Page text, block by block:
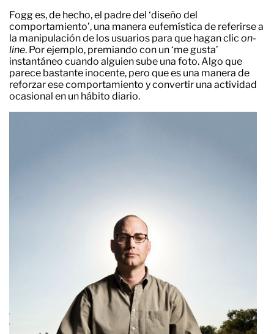
Fogg es, de hecho, el padre del ‘diseño del
comportamiento’, una manera eufemística de referirse a
la manipulación de los usuarios para que hagan clic on-
line. Por ejemplo, premiando con un ‘me gusta’
instantáneo cuando alguien sube una foto. Algo que
parece bastante inocente, pero que es una manera de
reforzar ese comportamiento y convertir una actividad
ocasional en un hábito diario.